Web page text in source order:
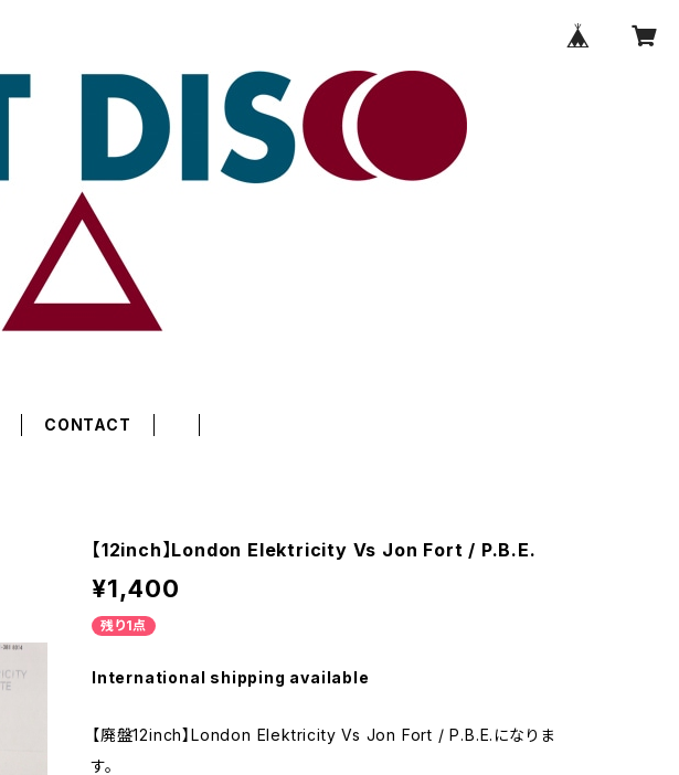
CONTACT
【12inch】London Elektricity Vs Jon Fort / P.B.E.
¥1,400
残り1点
International shipping available
【廃盤12inch】London Elektricity Vs Jon Fort / P.B.E.になりま
す。